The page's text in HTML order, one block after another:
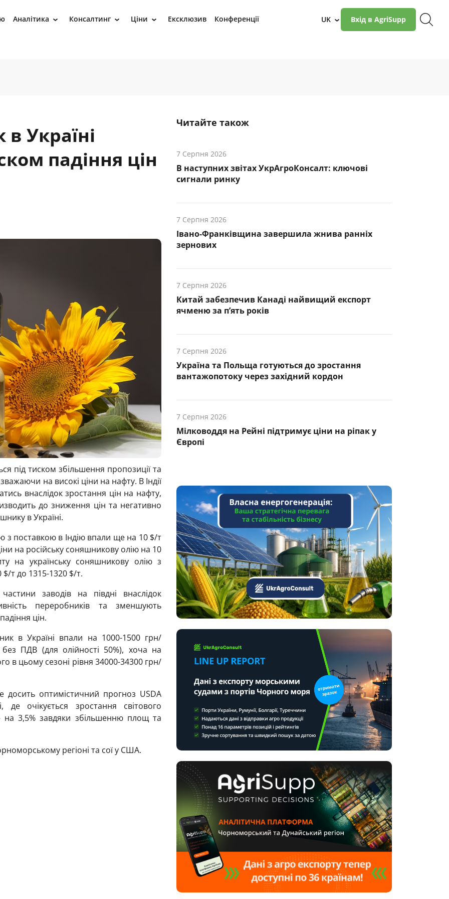
Аналітика › Консалтинг › Ціни › Ексклюзив Конференції UK › Вхід в AgriSupp
Україні
падіння цін
під тиском збільшення пропозиції та
на високі ціни на нафту. В Індії
внаслідок зростання цін на нафту,
до зниження цін та негативно
в Україні.
поставкою в Індію впали ще на 10 $/т
на російську соняшникову олію на 10
на українську соняшникову олію з
т до 1315-1320 $/т.
заводів на півдні внаслідок
переробників та зменшують
цін.
в Україні впали на 1000-1500 грн/
ПДВ (для олійності 50%), хоча на
в цьому сезоні рівня 34000-34300 грн/
досить оптимістичний прогноз USDA
очікується зростання світового
3,5% завдяки збільшенню площ та
регіоні та сої у США.
Читайте також
7 Серпня 2026
В наступних звітах УкрАгроКонсалт: ключові
cигнали ринку
7 Серпня 2026
Івано-Франківщина завершила жнива ранніх
зернових
7 Серпня 2026
Китай забезпечив Канаді найвищий експорт
ячменю за п’ять років
7 Серпня 2026
Україна та Польща готуються до зростання
вантажопотоку через західний кордон
7 Серпня 2026
Мілководдя на Рейні підтримує ціни на ріпак у
Європі